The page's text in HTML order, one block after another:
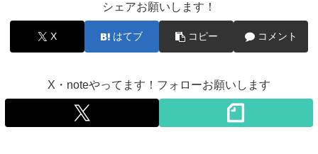
シェアお願いします！
X はてブ コピー コメント
X・noteやってます！フォローお願いします